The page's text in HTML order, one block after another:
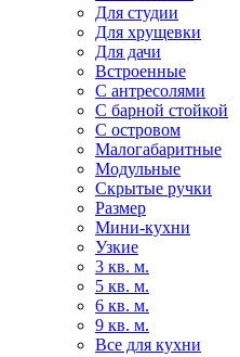
Для студии
Для хрущевки
Для дачи
Встроенные
С антресолями
С барной стойкой
С островом
Малогабаритные
Модульные
Скрытые ручки
Размер
Мини-кухни
Узкие
3 кв. м.
5 кв. м.
6 кв. м.
9 кв. м.
Все для кухни